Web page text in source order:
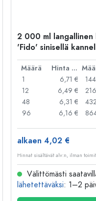
2 000 ml langallinen
'Fido' sinisellä
neliömäinen,
suljin
Määrä Hinta per kpl
1
6,71 €
12
6,49 €
48
6,31 €
96
6,16 €
144
216
432
alkaen 4,02 €
Hinnat sisältävät alv:n, ilman
Välittömästi
lähetettäväksi: 1–2